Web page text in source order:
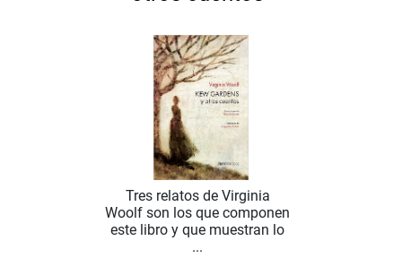
Tres relatos de Virginia
Woolf son los que componen
este libro y que muestran lo
...